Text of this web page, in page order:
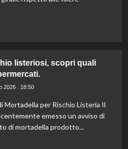
listeriosi, scopri quali
2026 : 18:50
Mortadella per Rischio Listeria Il
emesso un avviso di
di mortadella prodotto...